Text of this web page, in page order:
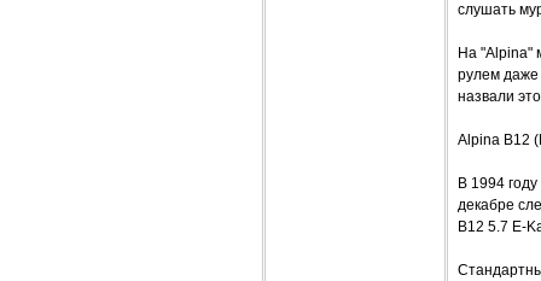
слушать
На "Alpina"
рулем даже
назвали
Alpina B12
В 1994
декабре
B12 5.7 E-